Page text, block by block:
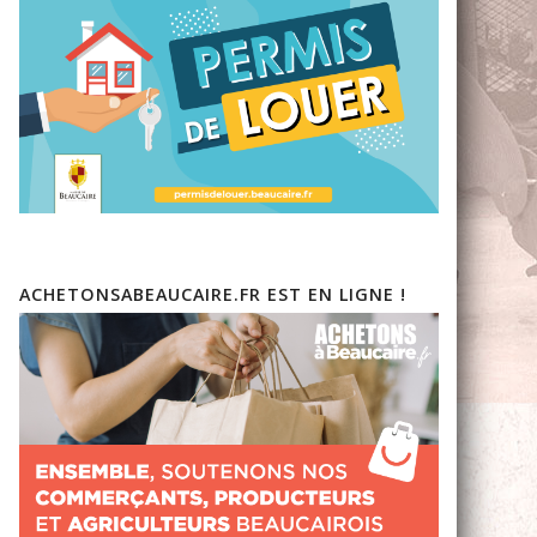
ACHETONSABEAUCAIRE.FR EST EN LIGNE !